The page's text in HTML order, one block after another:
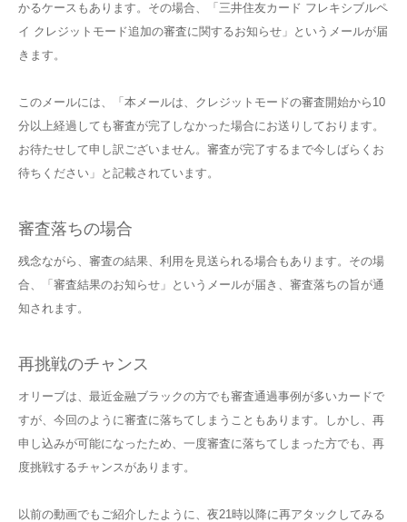
かるケースもあります。その場合、「三井住友カード フレキシブルペ
イ クレジットモード追加の審査に関するお知らせ」というメールが届
きます。
このメールには、「本メールは、クレジットモードの審査開始から10
分以上経過しても審査が完了しなかった場合にお送りしております。
お待たせして申し訳ございません。審査が完了するまで今しばらくお
待ちください」と記載されています。
審査落ちの場合
残念ながら、審査の結果、利用を見送られる場合もあります。その場
合、「審査結果のお知らせ」というメールが届き、審査落ちの旨が通
知されます。
再挑戦のチャンス
オリーブは、最近金融ブラックの方でも審査通過事例が多いカードで
すが、今回のように審査に落ちてしまうこともあります。しかし、再
申し込みが可能になったため、一度審査に落ちてしまった方でも、再
度挑戦するチャンスがあります。
以前の動画でもご紹介したように、夜21時以降に再アタックしてみる